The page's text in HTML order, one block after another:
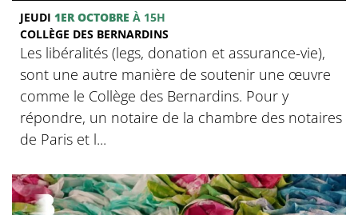
JEUDI 1ER OCTOBRE À 15H
COLLÈGE DES BERNARDINS
Les libéralités (legs, donation et assurance-vie),
sont une autre manière de soutenir une œuvre
comme le Collège des Bernardins. Pour y
répondre, un notaire de la chambre des notaires
de Paris et l...